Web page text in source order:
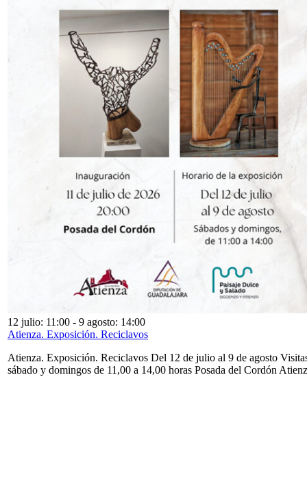
12 julio: 11:00 - 9 agosto: 14:00
Atienza. Exposición. Reciclavos
Atienza. Exposición. Reciclavos Del 12 de julio al 9 de agosto
sábado y domingos de 11,00 a 14,00 horas Posada del Cordón